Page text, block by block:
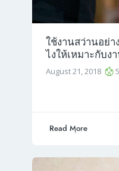
ใช้งานสว่านอย่
ไงให้เหมาะกับง
August 21, 2018
Read More